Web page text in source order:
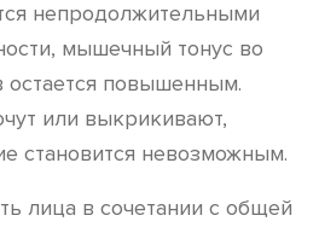
непродолжительными
мышечный тонус во
остается повышенным.
или выкрикивают,
становится невозможным.
лица в сочетании с общей